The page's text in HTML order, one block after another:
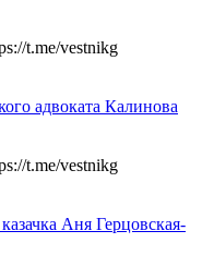
t.me/vestnikg
адвоката Калинова
t.me/vestnikg
Аня Герцовская-